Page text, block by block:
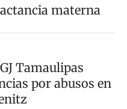
materna
Tamaulipas
por abusos en